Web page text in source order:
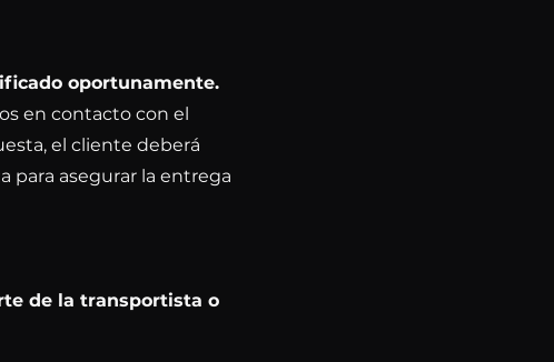
oportunamente.
en contacto con el
el cliente deberá
para asegurar la entrega
de la transportista o